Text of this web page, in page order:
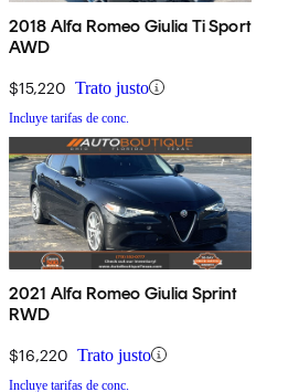
2018 Alfa Romeo Giulia Ti Sport
AWD
$15,220 Trato justo
Incluye tarifas de conc.
2021 Alfa Romeo Giulia Sprint
RWD
$16,220 Trato justo
Incluye tarifas de conc.